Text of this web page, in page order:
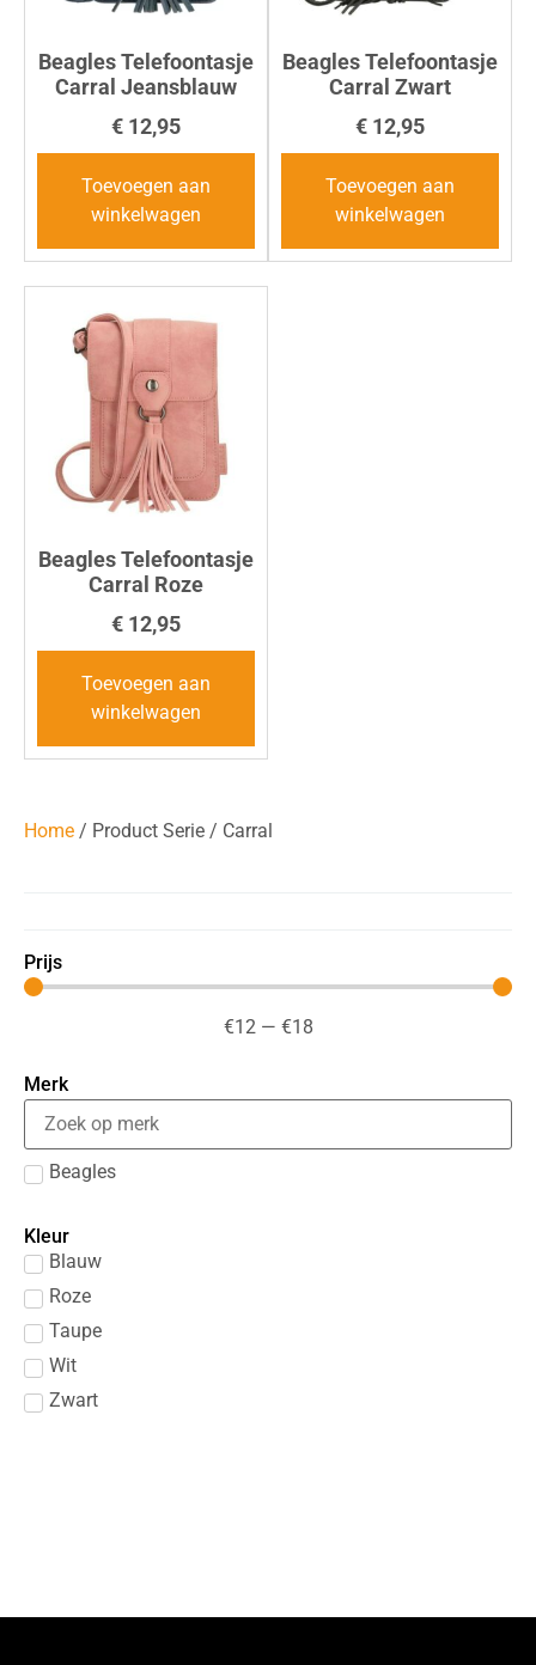
Prijs
€12— €18
Merk
Beagles
Kleur
Blauw
Roze
Taupe
Wit
Zwart
Beagles Telefoontasje
Carral Jeansblauw
€ 12,95
Toevoegen aan
winkelwagen
Beagles Telefoontasje
Carral Zwart
€ 12,95
Toevoegen aan
winkelwagen
Beagles Telefoontasje
Carral Roze
€ 12,95
Toevoegen aan
winkelwagen
Home / Product Serie / Carral